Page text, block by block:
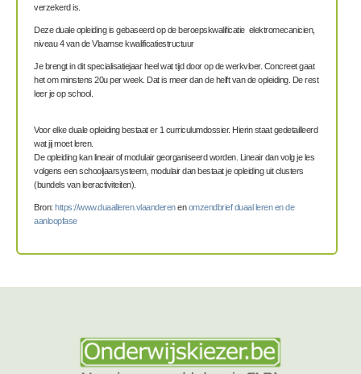
verzekerd is.
Deze duale opleiding is gebaseerd op de beroepskwalificatie elektromecanicien,
niveau 4 van de Vlaamse kwalificatiestructuur
Je brengt in dit specialisatiejaarheel wat tijd door op de werkvloer. Concreet gaat
het om minstens 20u per week. Dat is meer dan de helft van de opleiding. De rest
leer je op school.
Voor elke duale opleiding bestaat er 1 curriculumdossier. Hierin staat gedetailleerd
wat jij moet leren.
De opleiding kan lineair of modulair georganiseerd worden. Lineair danvolg je les
volgens een schooljaarsysteem, modulair dan bestaat je opleiding uit clusters
(bundels van leeractiviteiten).
Bron: https://www.duaalleren.vlaanderenenomzendbrief duaal leren en de
aanloopfase